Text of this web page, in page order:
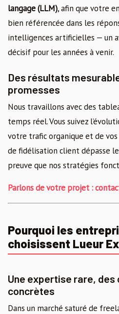
langage (LLM), afin que votre
bien référencée dans les
intelligences artificielles — un
décisif pour les années à venir.
Des résultats
promesses
Nous travaillons avec des
temps réel. Vous suivez
votre trafic organique et de
de fidélisation client dépasse
preuve que nos stratégies
Parlons de votre projet :
Pourquoi les
choisissent Lueur
Une expertise rare,
concrètes
Dans un marché saturé de